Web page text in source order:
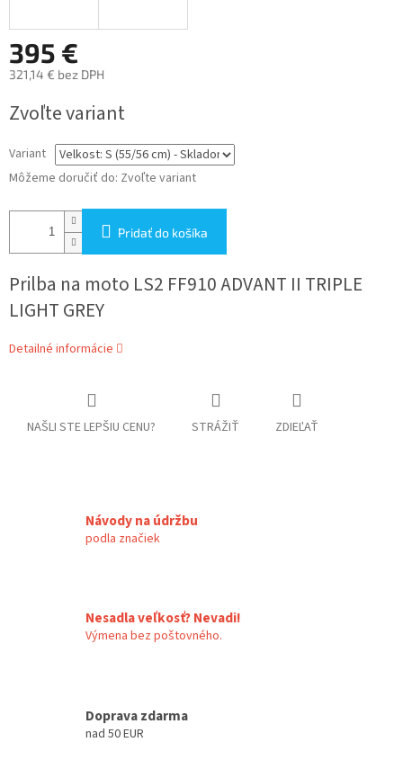
395 €
321,14 € bez DPH
cena:
Zvoľte variant
Variant
Môžeme doručiť do: Zvoľte variant
Pridať do košíka
Prilba na moto LS2 FF910 ADVANT II TRIPLE
LIGHT GREY
Detailné informácie
NAŠLI STE LEPŠIU CENU? STRÁŽIŤ ZDIEĽAŤ
Návody na údržbu
podla značiek
Nesadla veľkosť? Nevadi!
Výmena bez poštovného.
Doprava zdarma
nad 50 EUR